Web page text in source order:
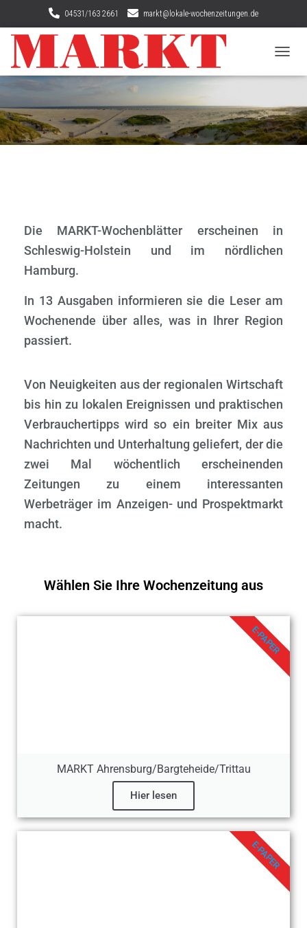
04531/163 2661 markt@lokale-wochenzeitungen.de
A
G
A
T
C
A
E
Die MARKT-Wochenblätter erscheinen in
Schleswig-Holstein und im nördlichen
Hamburg.
In 13 Ausgaben informieren sie die Leser am
Wochenende über alles, was in Ihrer Region
passiert.
Von Neuigkeiten aus der regionalen Wirtschaft
bis hin zu lokalen Ereignissen und praktischen
Verbrauchertipps wird so ein breiter Mix aus
Nachrichten und Unterhaltung geliefert, der die
zwei Mal wöchentlich erscheinenden
Zeitungen zu einem interessanten
Werbeträger im Anzeigen- und Prospektmarkt
macht.
Wählen Sie Ihre Wochenzeitung aus
MARKT Ahrensburg/Bargteheide/Trittau
Hier lesen
E-PAPER
E-PAPER